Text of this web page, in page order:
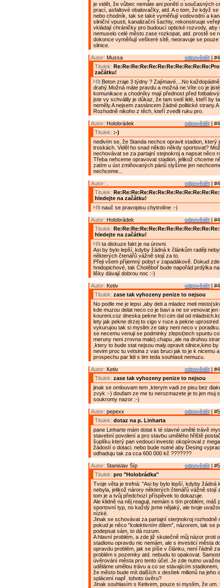
je vidět, že vůbec nemáte ani ponětí o současných
prací, asfaltové obalovačky, atd. A o tom, že když se
nebo chodník, tak se také vyměňují vodovodní a
silniční vpusti, kanalizační šachty, rekonstruuje
vkládají chráničky pro budoucí optické rozvody, aby
nemuselo celé město zase rozkopat, atd. prostě se
dokonce vyměňují veškeré sítě, neoravuje se pouze
silnice.
odpovědět |
Autor: Mussa
Titulek:
začátku!
Beton zraje 3 týdny ? Zajímavé....No
drahý.Možná máte pravdu a možná ne.Víte co je
komunikace a chodníky mají přednost před
jste vy schválily je důkaz, že tam sedí lidé, kteří by
neměly.A nejsem zastáncem žádné politické
Rozhodně nikoho z těch, kteří zvedli ruku pro.
odpovědět |
Autor: Holobrádek
Titulek: :-)
nedivím se, že Standa nechce opravit stadion, který
troskách. Viděl ho snad někdo někdy sportovat?
nechovávat se za partajní stejnokroj a napsat něco
Třeba nehceme opravovat stadion, jelikož chceme
zatím u úst zmiňovaných pánů slyšíme jen
nechceme...
odpovědět |
Autor:
Titulek:
hledejte na začátku!
nauč se pravopisu chytrolíne :-)
odpovědět |
Autor: Holobrádek
Titulek:
hledejte na začátku!
ta diskuze fakt je na úrovni.
Asi by bylo lepší, kdyby žádná k článkům raději
některých čtenářů vážně stojí za to.
Přeji všem příjemný pobyt v zapadákově. Dokud
hnidopichové, tak Chotěboř bude napořád prdýlka
lišky dávají dobrou noc :-)
odpovědět |
Autor: Ketiv
Titulek: zase tak vyhozeny penize to nejsou
No podle me je lepsi ,aby deti a mladez meli
kde muzou delat neco co je bavi a ne se venovat jen
koureni.coz dneska pekne frci cim dal od
lety jak pekne drzej to cigo v ruce a pekne uprostred
vykurujou tak si myslim ze taky neni neco v
se necemu venuji se podminky zlepsi(tech spuntu
meruny neni zrovna malo).chapu ,ale na druhou
,ktery to bude stat nejsou maly.opravit silnice,kino
nevim proc tu vetsina z vas bruci jak to je k nicemu
prospechu par lidi s tim teda souhlasit nemuzu.
odpovědět |
Autor: Ketiv
Titulek: zase tak vyhozeny penize to nejsou
jinak se omlouvam tem ,kterym vadi ze pisu bez
zvyk :-) doufam ze me tu nerozmazete je to jen muj
soukromy nazor :-)
odpovědět |
Autor: pepexx
Titulek: dotaz na p. Linharta
pane Linharte mám dotat k té slavné umělé trávě
stavební povolení a pro stavbu umělého hřiště
šuplíku který pan vedouci investic okopíroval z
žádostí o dotaci. nebo bude nutné aby Desing
odhaduju tak za cca 600 000 kč ???????
odpovědět |
Autor: Stanislav Šíp
Titulek: pro "Holobrádka"
Tvoje věta je trefná: "Asi by bylo lepší, kdyby žádná
nebyla, jelikož nárory některých čtenářů vážně stojí
tom je a tvůj předchozí příspěvek to dokazuje.
Ale klidně na něj reaguji, nemám s tím problém, máš
sportovní typ, no každý jsme nějaký, ale tvoje
nízké.
Jinak se schovávat za partajní sterjnokroj rozhodně
pokud je něco "kolektivním dílem", názorem, tak se
podepsat sám, to dá rozum.
A hlavní problém, a zde již skutečně můj názor proti
stadionu opravdu nic nemám, ale s investicí města
opravdu problém, jak se píše v článku, není řádně
problém s pozemky atd. nebudu to opakovat.
úvěrování města pro tento účel. Je zde nutno
uděláme umělou trávu a co se stávajícím
že město bude mít dalších x desítek milionů na jeho
splácení např. tohoto úvěru?
Jinak souhlasím s Ketivem, pouze si myslím, že